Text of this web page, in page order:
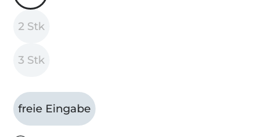
2 Stk
3 Stk
freie Eingabe